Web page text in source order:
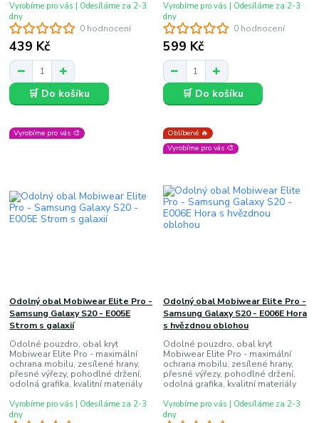
0 hodnocení
439 Kč
Vyrobíme pro vás | Odesíláme za 2-3
dny
🛒 Do košíku
0 hodnocení
599 Kč
Vyrobíme pro vás | Odesíláme za 2-3
dny
🛒 Do košíku
Vyrobíme pro vás 🎨
Odolný obal Mobiwear Elite Pro -
Samsung Galaxy S20 - E005E
Strom s galaxií
Odolné pouzdro, obal kryt
Mobiwear Elite Pro - maximální
ochrana mobilu, zesílené hrany,
přesné výřezy, pohodlné držení,
odolná grafika, kvalitní materiály
Vyrobíme pro vás | Odesíláme za 2-3
dny
Oblíbené 🔥
Vyrobíme pro vás 🎨
Odolný obal Mobiwear Elite Pro -
Samsung Galaxy S20 - E006E Hora
s hvězdnou oblohou
Odolné pouzdro, obal kryt
Mobiwear Elite Pro - maximální
ochrana mobilu, zesílené hrany,
přesné výřezy, pohodlné držení,
odolná grafika, kvalitní materiály
Vyrobíme pro vás | Odesíláme za 2-3
dny